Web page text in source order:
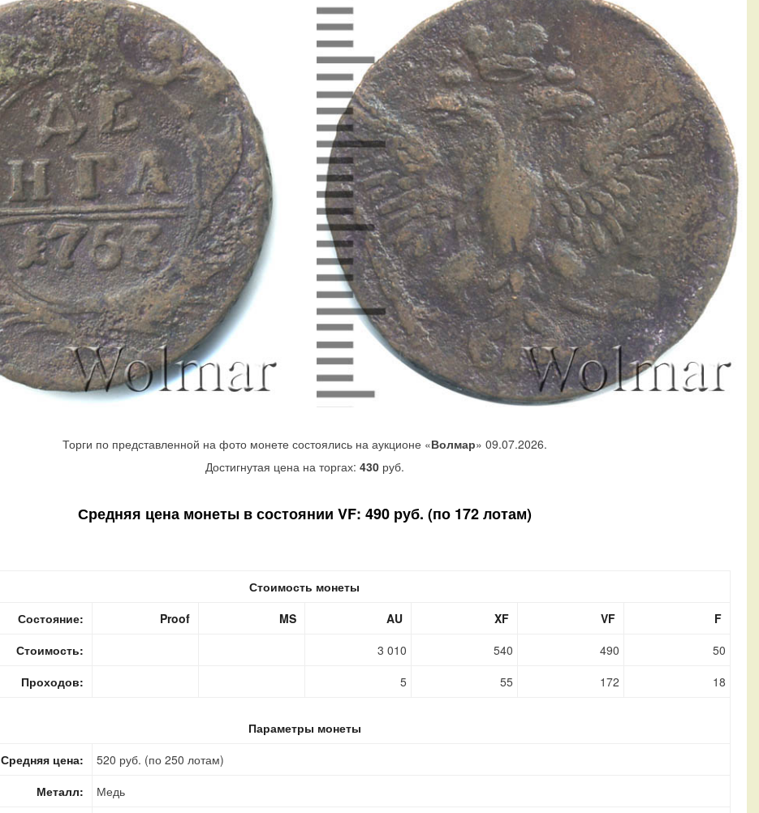
Торги по представленной на фото монете состоялись на аукционе «Волмар» 09.07.2026.
Достигнутая цена на торгах: 430руб.
Средняя цена монеты в состоянии VF: 490 руб. (по 172 лотам)
Стоимость монеты
Состояние:
Proof MS AU XF VF
F
Стоимость:
3 010 540 490
50
Проходов:
5 55 172 18
Параметры монеты
Средняя цена:
520 руб. (по 250 лотам)
Металл:
Медь